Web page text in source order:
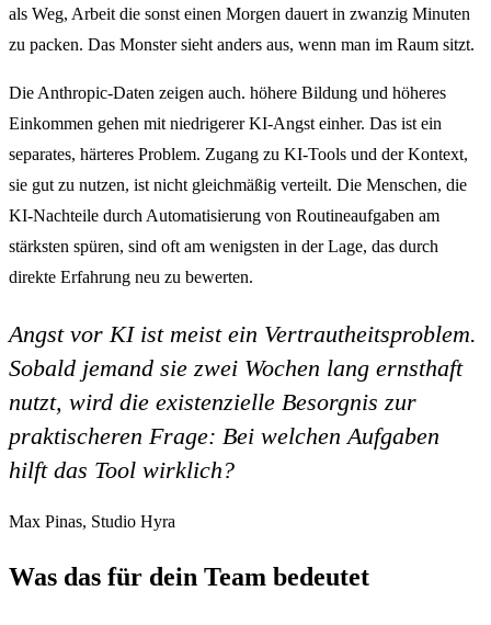
als Weg, Arbeit die sonst einen Morgen dauert in zwanzig Minuten
zu packen. Das Monster sieht anders aus, wenn man im Raum sitzt.
Die Anthropic-Daten zeigen auch. höhere Bildung und höheres
Einkommen gehen mit niedrigerer KI-Angst einher. Das ist ein
separates, härteres Problem. Zugang zu KI-Tools und der Kontext,
sie gut zu nutzen, ist nicht gleichmäßig verteilt. Die Menschen, die
KI-Nachteile durch Automatisierung von Routineaufgaben am
stärksten spüren, sind oft am wenigsten in der Lage, das durch
direkte Erfahrung neu zu bewerten.
Angst vor KI ist meist ein Vertrautheitsproblem.
Sobald jemand sie zwei Wochen lang ernsthaft
nutzt, wird die existenzielle Besorgnis zur
praktischeren Frage: Bei welchen Aufgaben
hilft das Tool wirklich?
Max Pinas, Studio Hyra
Was das für dein Team bedeutet